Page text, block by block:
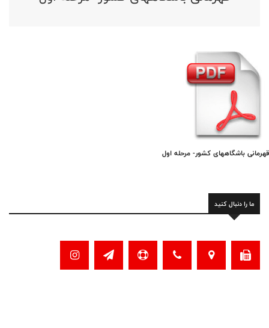
قهرمانی باشگاههای کشور- مرحله اول
ما را دنبال کنید